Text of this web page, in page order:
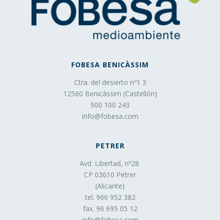
gestión, de la forma más eficaz posible, de los espacios
publicitarios que, en su caso, el editor haya incluido en
una página web, aplicación o plataforma desde la que
presta el servicio solicitado en base a criterios como el
aquéllas que permiten la gestión, de la forma más eficaz
posible, de los espacios publicitarios que, en su caso, el
editor haya incluido en una página web, aplicación o
plataforma desde la que presta el servicio solicitado.
comportamiento de los usuarios obtenida a través de la
que permite desarrollar un perfil específico para mostrar
Asimismo, es posible que al visitar alguna página web o
al abrir algún email donde se publique algún anuncio o
alguna promoción sobre nuestros productos o servicios
FOBESA BENICÀSSIM
Ctra. del desierto nº1 3
12560 Benicàssim (Castellón)
900 100 243
info@fobesa.com
PETRER
Avd. Libertad, nº28.
CP 03610 Petrer
(Alicante)
tel. 966 952 382
fax. 96 695 05 12